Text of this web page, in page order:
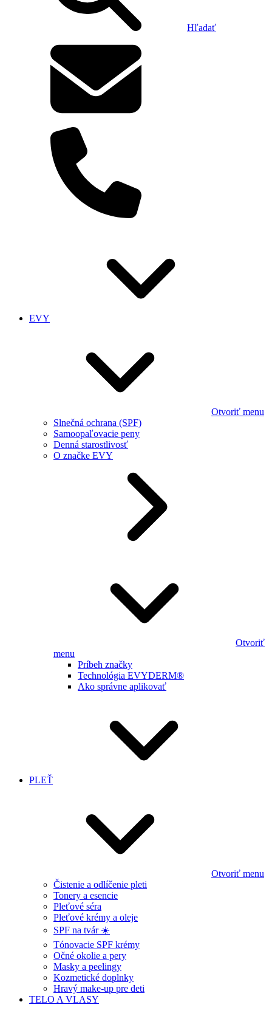
Hľadať
EVY
Otvoriť menu
Slnečná ochrana (SPF)
Samoopaľovacie peny
Denná starostlivosť
O značke EVY
Otvoriť
menu
Príbeh značky
Technológia EVYDERM®
Ako správne aplikovať
PLEŤ
Otvoriť menu
Čistenie a odlíčenie pleti
Tonery a esencie
Pleťové séra
Pleťové krémy a oleje
SPF na tvár ☀️
Tónovacie SPF krémy
Očné okolie a pery
Masky a peelingy
Kozmetické doplnky
Hravý make-up pre deti
TELO A VLASY